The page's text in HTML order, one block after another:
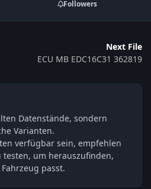
Followers
Next File
ECU MB EDC16C31 362819
Datenstände, sondern
Varianten.
verfügbar sein, empfehlen
testen, um herauszufinden,
passt.